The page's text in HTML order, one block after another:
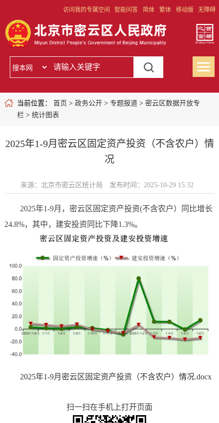
访问我的专属空间 智能问答 简体 繁体 移动版 无障碍
当前位置： 首页 > 政务公开> 专题报道> 密云区数据开放专
栏 > 统计图表
2025年1-9月密云区固定资产投资（不含农户）情
况
来源：北京市密云区统计局 发布时间：2025-10-29 15:32
2025年1-9月，密云区固定资产投资(不含农户）同比增长
24.8%，其中，建安投资同比下降1.3%。
2025年1-9月密云区固定资产投资（不含农户）情况.docx
扫一扫在手机上打开页面